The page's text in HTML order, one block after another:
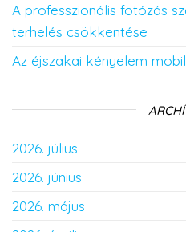
A professzionális fotózás
terhelés csökkentése
Az éjszakai kényelem
2026. július
2026. június
2026. május